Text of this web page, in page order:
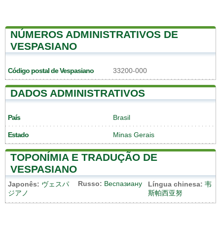
NÚMEROS ADMINISTRATIVOS DE
VESPASIANO
Código postal de Vespasiano 33200-000
DADOS ADMINISTRATIVOS
País Brasil
Estado Minas Gerais
TOPONÍMIA E TRADUÇÃO DE
VESPASIANO
Japonês: ヴェスパ
ジアノ
Russo: Веспазиану Língua chinesa: 韦
斯帕西亚努